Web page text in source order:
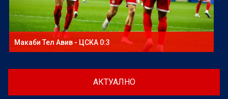
Макаби Тел Авив - ЦСКА 0:3
АКТУАЛНО